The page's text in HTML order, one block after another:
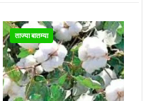
ताज्या बातम्या